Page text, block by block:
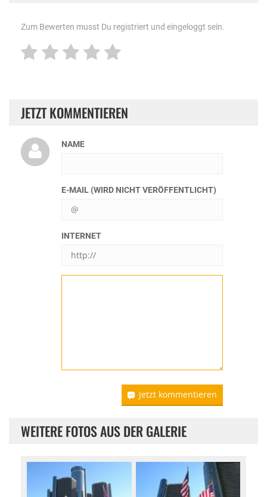
Zum Bewerten musst Du registriert und eingeloggt sein.
JETZT KOMMENTIEREN
NAME
E-MAIL (WIRD NICHT VERÖFFENTLICHT)
INTERNET
Jetzt kommentieren
WEITERE FOTOS AUS DER GALERIE